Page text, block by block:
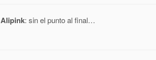
Alipink: sin el punto al final…